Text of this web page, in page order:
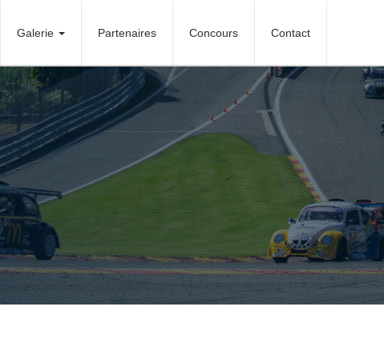
Galerie Partenaires Concours Contact